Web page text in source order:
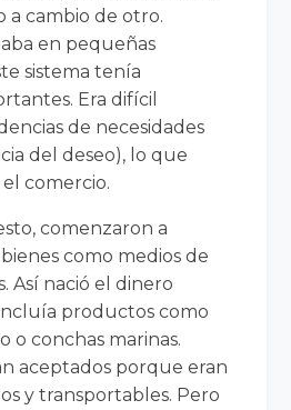
a cambio de otro.
en pequeñas
sistema tenía
Era difícil
de necesidades
del deseo), lo que
comercio.
comenzaron a
como medios de
Así nació el dinero
productos como
o conchas marinas.
aceptados porque eran
y transportables. Pero